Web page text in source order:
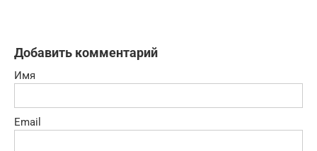
Добавить комментарий
Имя
Email